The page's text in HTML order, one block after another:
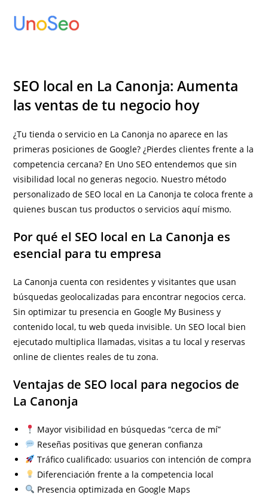
SEO local en La Canonja: Aumenta
las ventas de tu negocio hoy
¿Tu tienda o servicio en La Canonja no aparece en las
primeras posiciones de Google? ¿Pierdes clientes frente a la
competencia cercana? En Uno SEO entendemos que sin
visibilidad local no generas negocio. Nuestro método
personalizado de SEO local en La Canonja te coloca frente a
quienes buscan tus productos o servicios aquí mismo.
Por qué el SEO local en La Canonja es
esencial para tu empresa
La Canonja cuenta con residentes y visitantes que usan
búsquedas geolocalizadas para encontrar negocios cerca.
Sin optimizar tu presencia en Google My Business y
contenido local, tu web queda invisible. Un SEO local bien
ejecutado multiplica llamadas, visitas a tu local y reservas
online de clientes reales de tu zona.
Ventajas de SEO local para negocios de
La Canonja
Mayor visibilidad en búsquedas “cerca de mí”
Reseñas positivas que generan confianza
Tráfico cualificado: usuarios con intención de compra
Diferenciación frente a la competencia local
Presencia optimizada en Google Maps